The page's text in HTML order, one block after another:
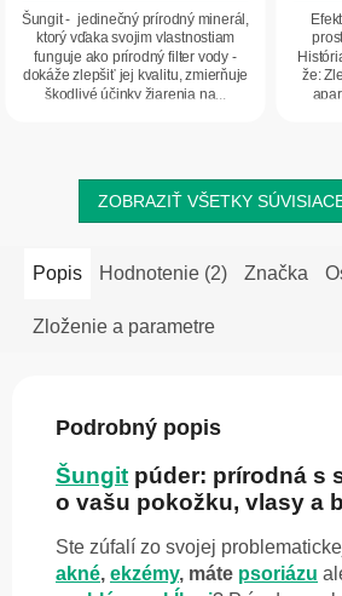
z
hviezdičiek.
Šungit - jedinečný prírodný minerál,
ktorý vďaka svojim vlastnostiam
funguje ako prírodný filter vody -
dokáže zlepšiť jej kvalitu, zmierňuje
škodlivé účinky žiarenia na...
že:
ZOBRAZIŤ VŠETKY
Popis Hodnotenie (2) Značka
Zloženie a parametre
Podrobný popis
Šungit púder: prírodná s
o vašu pokožku, vlasy a
Ste zúfalí zo svojej
akné, ekzémy, máte psoriázu